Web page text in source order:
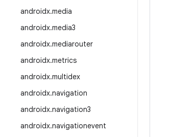
androidx.media
androidx.media3
androidx.mediarouter
androidx.metrics
androidx.multidex
androidx.navigation
androidx.navigation3
androidx.navigationevent